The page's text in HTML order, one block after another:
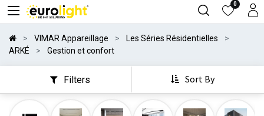
0
VIMAR Appareillage
Les Séries Résidentielles
ARKÉ
Gestion et confort
Filters Sort By